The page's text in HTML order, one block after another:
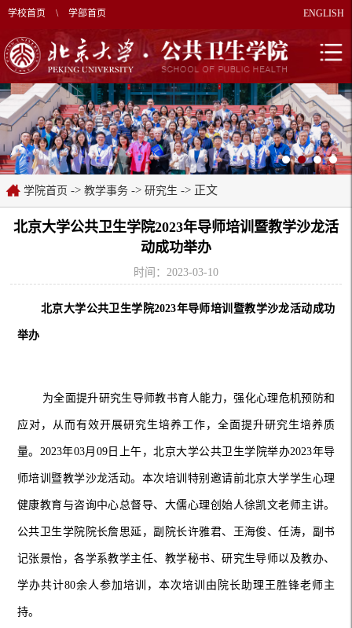
学校首页 \ 学部首页 ENGLISH
学院首页 -> 教学事务 -> 研究生 -> 正文
北京大学公共卫生学院2023年导师培训暨教学沙龙活
动成功举办
时间：2023-03-10
北京大学公共卫生学院2023年导师培训暨教学沙龙活动成功
举办
为全面提升研究生导师教书育人能力，强化心理危机预防和
应对，从而有效开展研究生培养工作，全面提升研究生培养质
量。 2023年03月 09日 上午 ，北京大学公共卫生学院举办2023年导
师培训暨教学沙龙活动。本次培训特别邀请前北京大学学生心理
健康教育与咨询中心总督导、大儒心理创始人徐凯文老师主讲。
公共卫生学院院长詹思延，副院长许雅君、王海俊、任涛，副书
记张景怡，各学系教学主任、教学秘书、研究生导师以及教办、
学办共计80余人参加培训，本次培训由院长助理王胜锋老师主
持。